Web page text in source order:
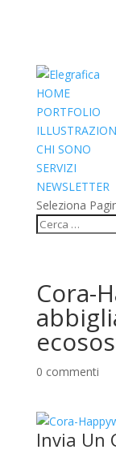
HOME
PORTFOLIO
CHI SONO
SERVIZI
NEWSLETTER
Seleziona
Cora-
0 commenti
Invia Un